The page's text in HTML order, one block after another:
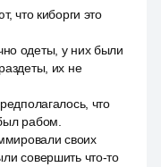
что киборги это
одеты, у них были
их не
что
рабом.
своих
совершить что-то